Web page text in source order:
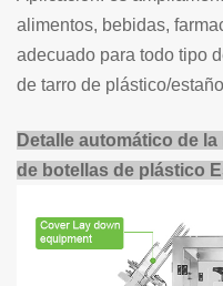
alimentos, bebidas,
adecuado para todo tipo
de tarro de plástico/
Detalle automático de
de botellas de plástico